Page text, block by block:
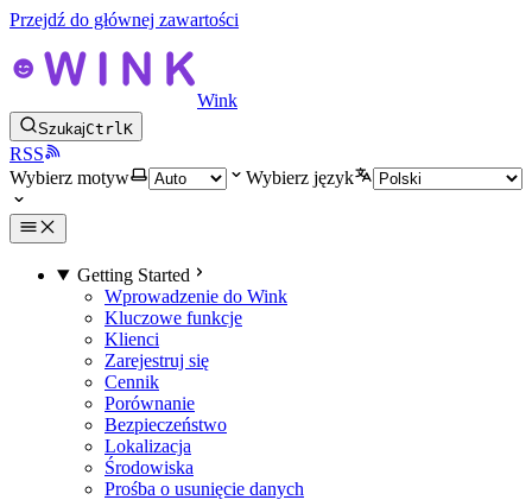
Przejdź do głównej zawartości
Wink
SzukajCtrlK
RSS
Wybierz motyw
Wybierz język
Getting Started
Wprowadzenie do Wink
Kluczowe funkcje
Klienci
Zarejestruj się
Cennik
Porównanie
Bezpieczeństwo
Lokalizacja
Środowiska
Prośba o usunięcie danych